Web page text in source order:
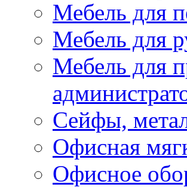
Мебель для
Мебель для
Мебель для
Сейфы,
Офисная
Офисное